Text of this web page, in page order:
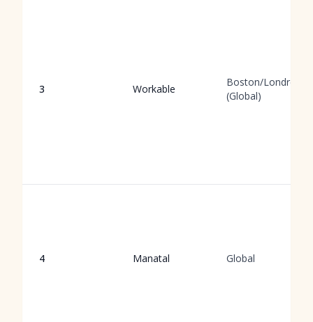
3 Workable
Boston/Londres
(Global)
4 Manatal Global